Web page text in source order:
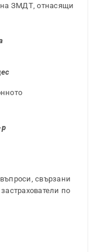
на ЗМДТ, отнасящи
р
свързани
по